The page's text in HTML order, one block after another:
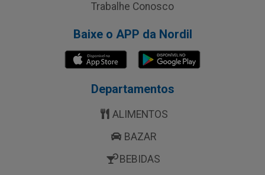
Trabalhe Conosco
Baixe o APP da Nordil
Departamentos
ALIMENTOS
BAZAR
BEBIDAS